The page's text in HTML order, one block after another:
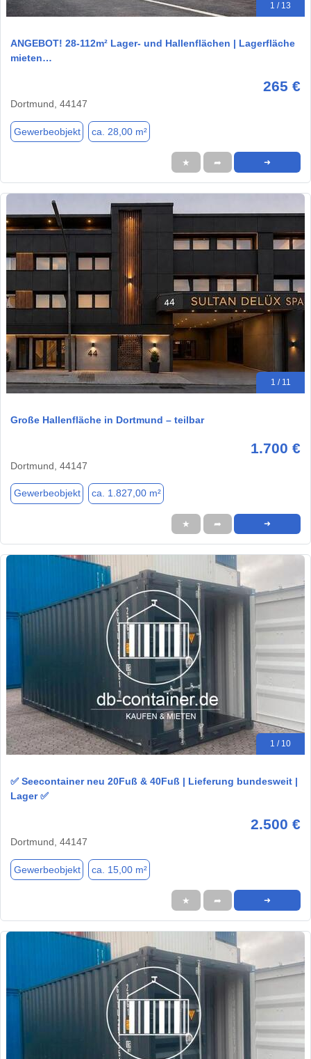
1 / 13
ANGEBOT! 28-112m² Lager- und Hallenflächen | Lagerfläche
mieten…
265 €
Dortmund, 44147
Gewerbeobjekt ca. 28,00 m²
★ ➦ ➜
1 / 11
Große Hallenfläche in Dortmund – teilbar
1.700 €
Dortmund, 44147
Gewerbeobjekt ca. 1.827,00 m²
★ ➦ ➜
1 / 10
✅ Seecontainer neu 20Fuß & 40Fuß | Lieferung bundesweit |
Lager ✅
2.500 €
Dortmund, 44147
Gewerbeobjekt ca. 15,00 m²
★ ➦ ➜